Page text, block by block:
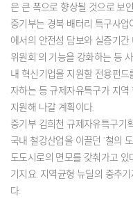
은 큰 폭으로 향상될 것으로 보
중기부는 경북 배터리 특구사
에서의 안전성 담보와 실증기간
위원회’의 기능을 강화하는 등
내 혁신기업을 지원할 전용펀
자하는 등 규제자유특구가 지
지원해 나갈 계획이다.
중기부 김희천 규제자유특구기
국내 철강산업을 이끌던 ‘철의
도도시로의 면모를 갖춰가고 있
기지요, 지역균형 뉴딜의 중추
다.